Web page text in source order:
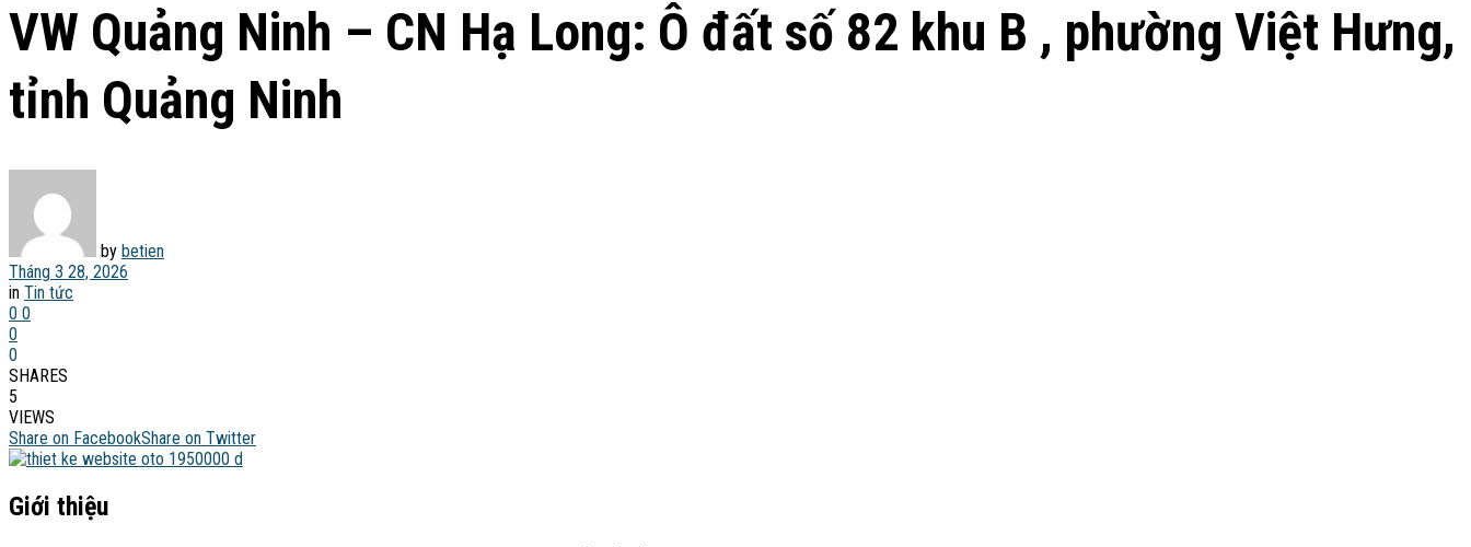
VW Quảng Ninh – CN Hạ Long: Ô đất số 82 khu B , phường Việt Hưng,
tỉnh Quảng Ninh
by betien
Tháng 3 28, 2026
in Tin tức
0 0
0
0
SHARES
5
VIEWS
Share on FacebookShare on Twitter
Giới thiệu